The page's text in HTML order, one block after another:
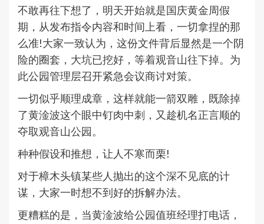
不敢再往下想了，明天开始就是国庆黄金周假
期，从发布指令内容和时间上看，一切拿捏的那
么准!大家一致认为，这份文件背后显然是一个阴
险的圈套，大坑已挖好，等着观音山往下掉。为
此公园管理层召开紧急会议商讨对策。
一切似乎顺理成章，这样就能一箭双雕，既除掉
了黄淦波这个眼中钉肉中刺，又趁机名正言顺的
夺取观音山公园。
种种假设和推想，让人不寒而栗!
对于樟木头镇某些人抛出的这个深不见底的计
谋，大家一时想不到好的拆解办法。
更糟糕的是，当黄淦波给公园值班经理打电话，